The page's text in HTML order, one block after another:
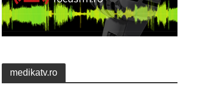
medikatv.ro